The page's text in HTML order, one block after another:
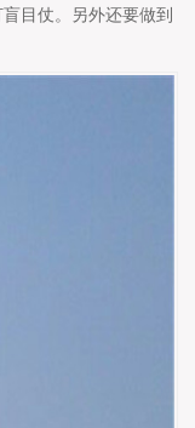
目仗。另外还要做到